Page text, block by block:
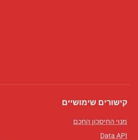
קישורים שימושיים
מנוי החיסכון החכם
Data API